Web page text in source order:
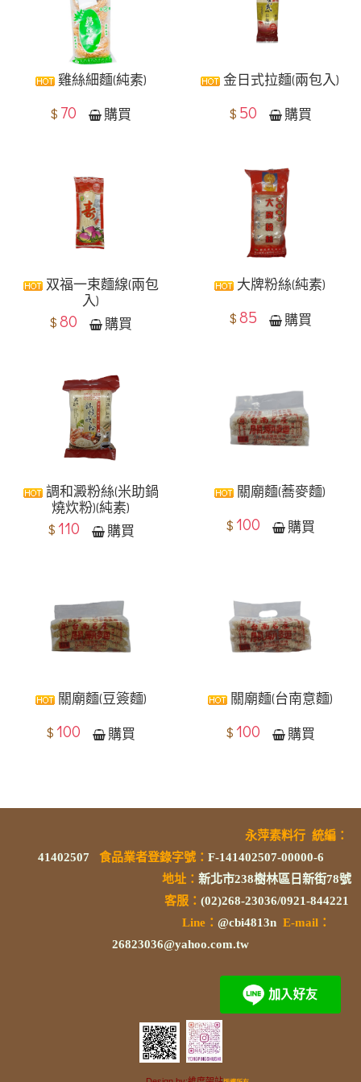
雞絲細麵(純素)
$ 70 購買
金日式拉麵(兩包入)
$ 50 購買
双福一束麵線(兩包
入)
$80 購買
大牌粉絲(純素)
$85 購買
調和澱粉絲(米助鍋
燒炊粉)(純素)
$ 110 購買
關廟麵(蕎麥麵)
$ 100 購買
關廟麵(豆簽麵)
$ 100 購買
關廟麵(台南意麵)
$ 100 購買
永萍素料行 統編 ：
41402507
食品業者登錄字號： F-141402507-00000-6
地址： 新北市238樹林區日新街78號
客服： (02)268-23036/0921-844221
Line： @cbi4813n E-mail：
26823036@yahoo.com.tw